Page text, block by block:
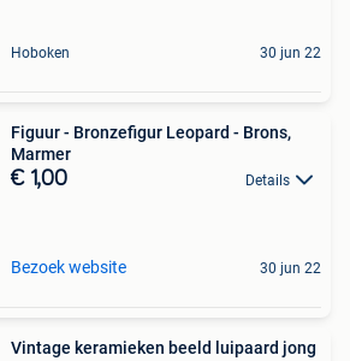
Hoboken 30 jun 22
Figuur - Bronzefigur Leopard - Brons,
Marmer
€ 1,00 Details
Bezoek website 30 jun 22
Vintage keramieken beeld luipaard jong